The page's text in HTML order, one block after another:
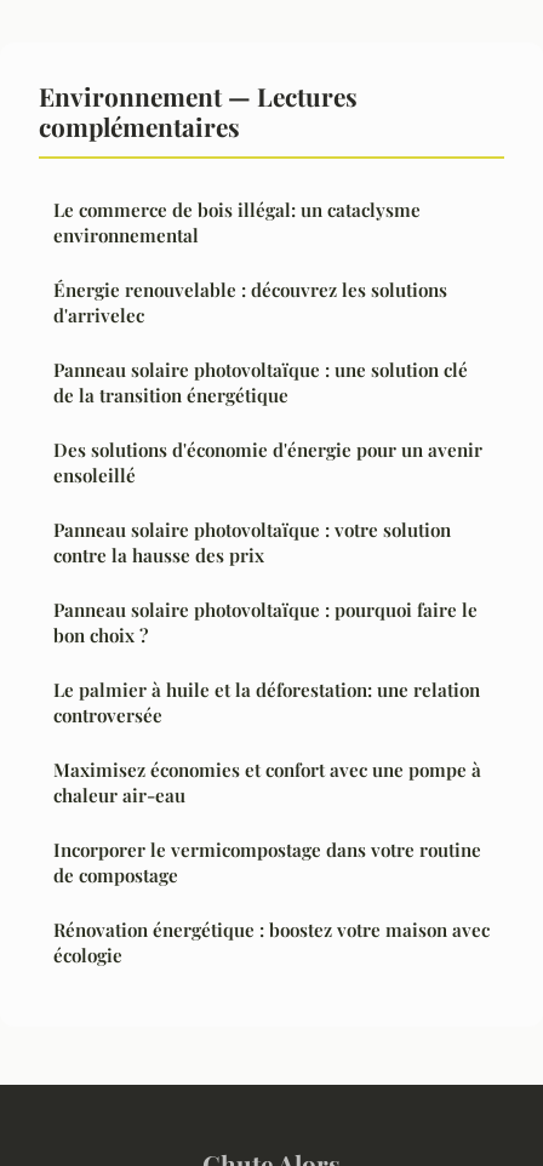
Environnement — Lectures
complémentaires
Le commerce de bois illégal: un cataclysme
environnemental
Énergie renouvelable : découvrez les solutions
d'arrivelec
Panneau solaire photovoltaïque : une solution clé
de la transition énergétique
Des solutions d'économie d'énergie pour un avenir
ensoleillé
Panneau solaire photovoltaïque : votre solution
contre la hausse des prix
Panneau solaire photovoltaïque : pourquoi faire le
bon choix ?
Le palmier à huile et la déforestation: une relation
controversée
Maximisez économies et confort avec une pompe à
chaleur air-eau
Incorporer le vermicompostage dans votre routine
de compostage
Rénovation énergétique : boostez votre maison avec
écologie